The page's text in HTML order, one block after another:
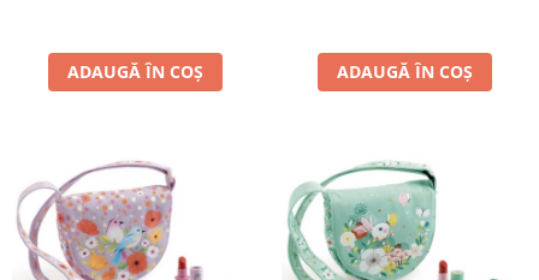
ADAUGĂ ÎN COȘ ADAUGĂ ÎN COȘ